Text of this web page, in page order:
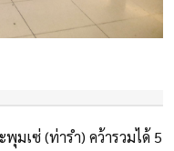
มเซ่ (ท่ารำ) คว้ารวมได้ 5